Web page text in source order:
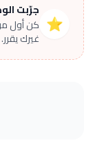
⭐
جرّبت
كن أول
غيرك يقرر.